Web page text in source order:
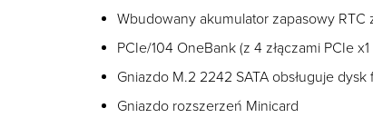
Wbudowany akumulator zapasowy RTC
PCIe/104 OneBank (z 4 złączami PCIe
Gniazdo M.2 2242 SATA obsługuje
Gniazdo rozszerzeń Minicard